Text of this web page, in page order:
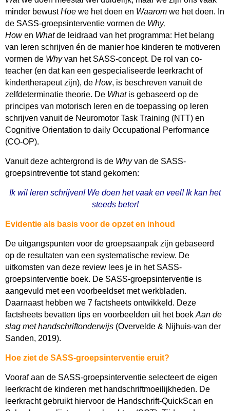
minder bewustHoe we het doen en Waarom we het doen. In
de SASS-groepsinterventie vormen de Why,
Howen Whatde leidraad van het programma: Het belang
van leren schrijven én de manier hoe kinderen te motiveren
vormen de Whyvan het SASS-concept. De rol van co-
teacher (en dat kan een gespecialiseerde leerkracht of
kindertherapeut zijn), de How, is beschreven vanuit de
zelfdeterminatie theorie. De What is gebaseerd op de
principes van motorisch leren en de toepassing op leren
schrijven vanuit de Neuromotor Task Training (NTT) en
Cognitive Orientation to daily Occupational Performance
(CO-OP).
Vanuit deze achtergrond is de Whyvan de SASS-
groepsintreventie tot stand gekomen:
Ik wil leren schrijven! We doen het vaak en veel! Ik kan het
steeds beter!
Evidentie als basis voor de opzet en inhoud
De uitgangspunten voor de groepsaanpak zijn gebaseerd
op de resultaten van een systematische review. De
uitkomsten van deze review lees je in het SASS-
groepsinterventie boek. De SASS-groepsinterventie is
aangevuld met een voorbeeldset met werkbladen.
Daarnaast hebben we 7 factsheets ontwikkeld. Deze
factsheets bevatten tips en voorbeelden uit het boek Aan de
slag met handschriftonderwijs (Overvelde & Nijhuis-van der
Sanden, 2019).
Hoe ziet de SASS-groepsinterventie eruit?
Vooraf aan de SASS-groepsinterventie selecteert de eigen
leerkracht de kinderen met handschriftmoeilijkheden. De
leerkracht gebruikt hiervoor de Handschrift-QuickScan en